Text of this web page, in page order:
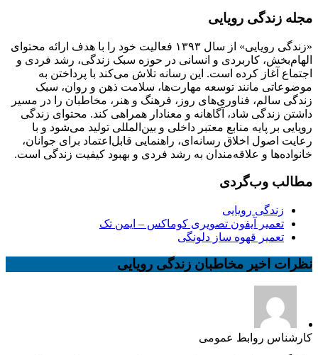
مجله زندگی رویایی
«زندگی رویایی» از سال ۱۳۹۳ فعالیت خود را با هدف ارائه محتوای
الهام‌بخش، کاربردی و انسانی در حوزه سبک زندگی، رشد فردی و
اجتماع آغاز کرده است. این رسانه تلاش می‌کند با پرداختن به
موضوعاتی مانند توسعه مهارت‌ها، سلامت ذهن و روان، سبک
زندگی سالم، فناوری‌های روز، فرهنگ و هنر، مخاطبان را در مسیر
داشتن زندگی شاد، آگاهانه و معنادار همراهی کند. محتوای زندگی
رویایی بر پایه منابع معتبر داخلی و بین‌المللی تولید می‌شود و با
رعایت اصول اخلاق رسانه‌ای، راهنمایی قابل‌اعتماد برای جوانان،
خانواده‌ها و علاقه‌مندان به رشد فردی و بهبود کیفیت زندگی است.
مطالب وب‌گردی
زندگی رویایی
تعمیر آیفون تصویری کوماکس – ایمن تک
تعمیر قهوه ساز دلونگی
نظرات اخیر مخاطبان زندگی رویایی
کارشناس روابط عمومی